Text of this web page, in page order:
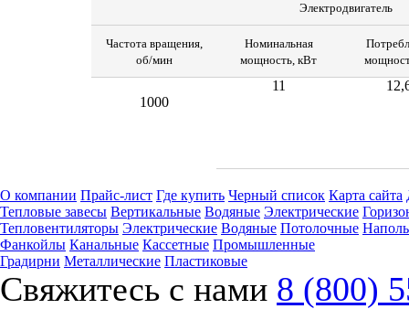
Электродвигатель
Частота вращения,
об/мин
Номинальная
мощность, кВт
1000
11
О компании Прайс-лист Где купить Черный список Карта сайта
Тепловые завесы Вертикальные Водяные Электрические
Тепловентиляторы Электрические Водяные Потолочные
Фанкойлы Канальные Кассетные Промышленные
Градирни Металлические Пластиковые
Свяжитесь с нами 8 (800)